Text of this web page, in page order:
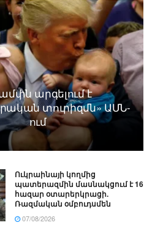
արգելում է
տուրիզմն» ԱՄՆ-
ում
Ուկրաինայի կողմից
պատերազմին մասնակցում է 16
հազար օտարերկրացի.
Ռազմական օմբուդսմեն
07/08/2026